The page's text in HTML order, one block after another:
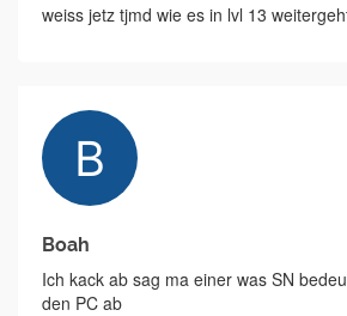
weiss jetz tjmd wie es in lvl 13
Boah
Ich kack ab sag ma einer was SN
den PC ab